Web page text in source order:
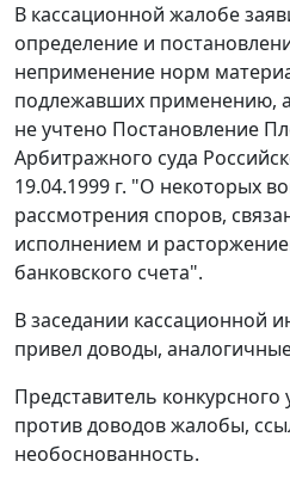
В кассационной жалобе
определение и
неприменение норм
подлежавших применению,
не учтено Постановление
Арбитражного суда
19.04.1999 г. "О некоторых
рассмотрения споров,
исполнением и
банковского счета".
В заседании кассационной
привел доводы,
Представитель
против доводов жалобы,
необоснованность.